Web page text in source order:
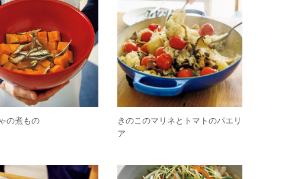
の煮もの
きのこのマリネとトマトのパエリ
ア